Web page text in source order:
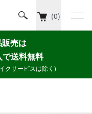
(0)
売は
送料無料
クサービスは除く)